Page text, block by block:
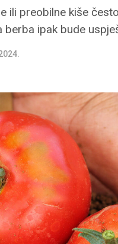
ili preobilne kiše
ipak bude